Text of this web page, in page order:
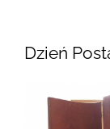
Dzień
większy